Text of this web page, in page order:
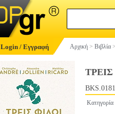
Login / Εγγραφή Αρχική > Βιβλία >
Κατηγορία